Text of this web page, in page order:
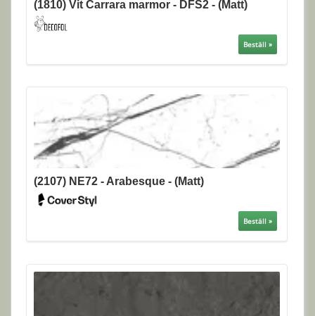
(1810) Vit Carrara marmor - DFS2 - (Matt)
Beställ »
(2107) NE72 - Arabesque - (Matt)
Beställ »